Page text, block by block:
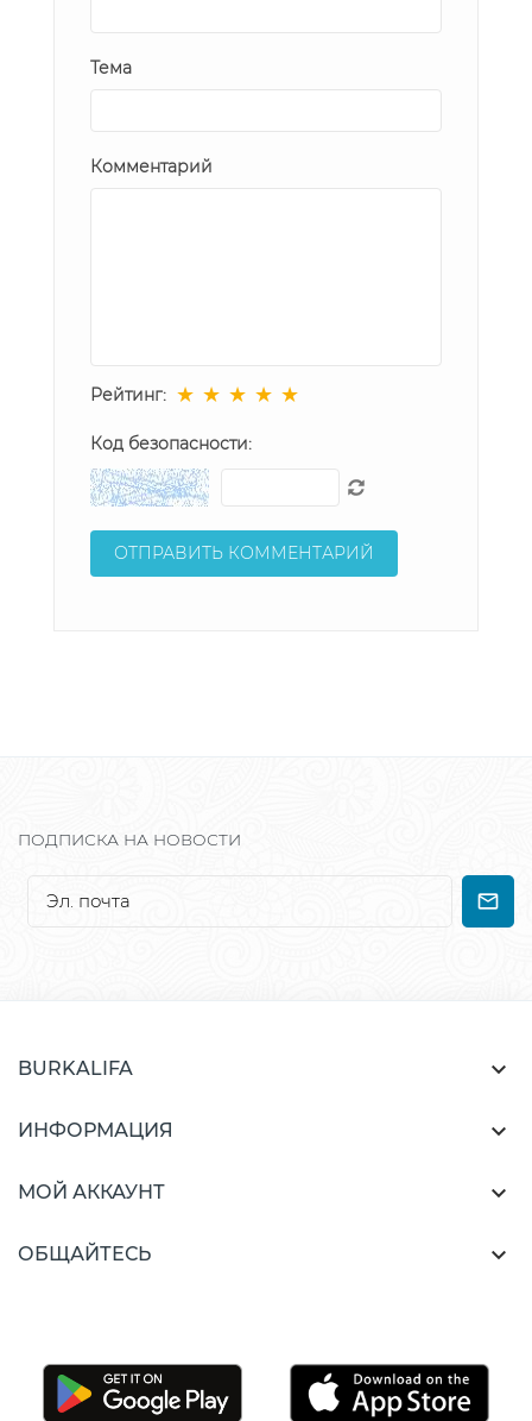
Тема
Комментарий
Рейтинг: ★ ★ ★ ★ ★
Код безопасности:
ПОДПИСКА НА НОВОСТИ
BURKALIFA 
ИНФОРМАЦИЯ 
МОЙ АККАУНТ 
ОБЩАЙТЕСЬ 